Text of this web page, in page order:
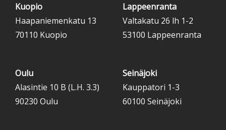
Kuopio
Haapaniemenkatu 13
70110 Kuopio
Lappeenranta
Valtakatu 26 lh 1-2
53100 Lappeenranta
Oulu
Alasintie 10 B (L.H. 3.3)
90230 Oulu
Seinäjoki
Kauppatori 1-3
60100 Seinäjoki